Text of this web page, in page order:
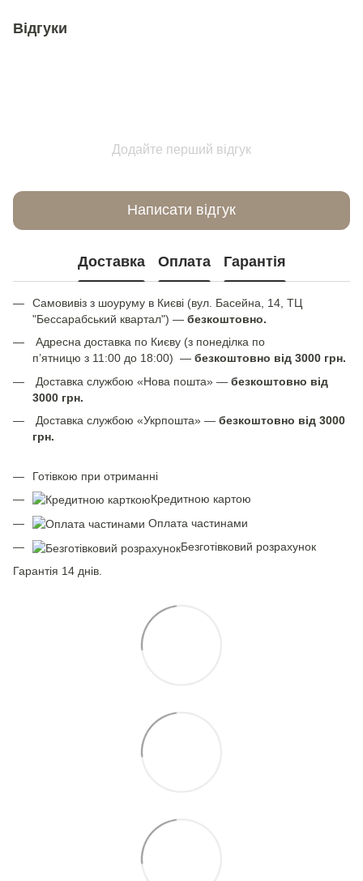
Відгуки
Додайте перший відгук
Написати відгук
Доставка Оплата Гарантія
Самовивіз з шоуруму в Києві (вул. Басейна, 14, ТЦ
"Бессарабський квартал") — безкоштовно.
Адресна доставка по Києву (з понеділка по
п’ятницю з 11:00 до 18:00) — безкоштовно від 3000 грн.
Доставка службою «Нова пошта» — безкоштовно від
3000 грн.
Доставка службою «Укрпошта» — безкоштовно від 3000
грн.
Готівкою при отриманні
Кредитною картою
Оплата частинами
Безготівковий розрахунок
Гарантія 14 днів.